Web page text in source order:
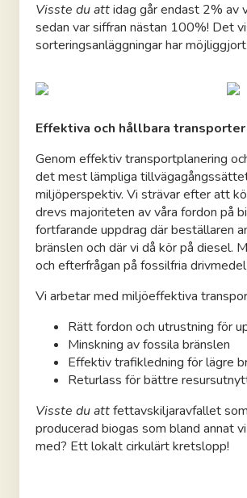
Visste du attidag går endast 2% av
sedan var siffran nästan 100%! Det
sorteringsanläggningar har möjliggjort.
Effektiva och hållbara transporter
Genom effektiv transportplanering
det mest lämpliga
miljöperspektiv. Vi strävar efter att
drevs majoriteten av våra fordon på
fortfarande uppdrag där beställaren
bränslen och där vi då kör på diesel.
och efterfrågan på fossilfria
Vi arbetar med miljöeffektiva
Rätt fordon och utrustning för
Minskning av fossila bränslen
Effektiv trafikledning för lägre
Returlass för bättre
Visste du attfettavskiljaravfallet
producerad biogas som bland annat
med? Ett lokalt cirkulärt kretslopp!